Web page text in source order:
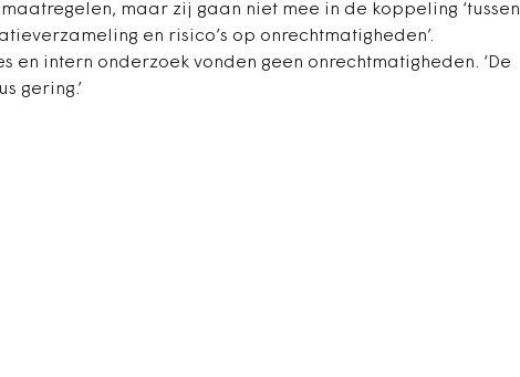
maar zij gaan niet mee in de koppeling ‘tussen
en risico’s op onrechtmatigheden’.
en intern onderzoek vonden geen onrechtmatigheden. ‘De
gering.’